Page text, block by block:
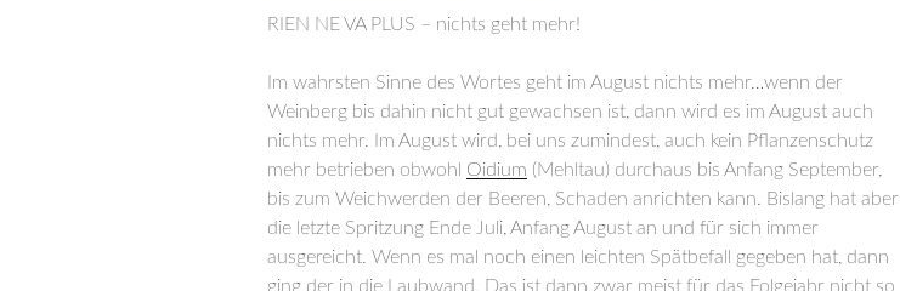
RIEN NE VA PLUS – nichts geht mehr!
Im wahrsten Sinne des Wortes geht im August nichts mehr…wenn der
Weinberg bis dahin nicht gut gewachsen ist, dann wird es im August auch
nichts mehr. Im August wird, bei uns zumindest, auch kein Pflanzenschutz
mehr betrieben obwohl Oidium (Mehltau) durchaus bis Anfang September,
bis zum Weichwerden der Beeren, Schaden anrichten kann. Bislang hat aber
die letzte Spritzung Ende Juli, Anfang August an und für sich immer
ausgereicht. Wenn es mal noch einen leichten Spätbefall gegeben hat, dann
ging der in die Laubwand. Das ist dann zwar meist für das Folgejahr nicht so